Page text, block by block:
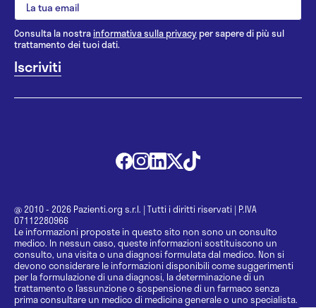
Consulta la nostrainformativa sulla privacy per sapere di più sul
trattamento dei tuoi dati.
@ 2010 - 2026 Pazienti.org s.r.l. | Tutti i diritti riservati | P.IVA
07112280966
Le informazioni proposte in questo sito non sono un consulto
medico. In nessun caso, queste informazioni sostituiscono un
consulto, una visita o una diagnosi formulata dal medico. Non si
devono considerare le informazioni disponibili come suggerimenti
per la formulazione di una diagnosi, la determinazione di un
trattamento o l’assunzione o sospensione di un farmaco senza
prima consultare un medico di medicina generale o uno specialista.